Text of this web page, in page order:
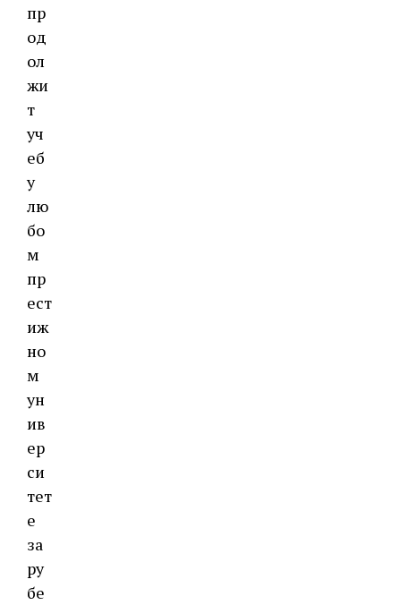
пр
од
ол
жи
т
уч
еб
у
лю
бо
м
пр
ест
иж
но
м
ун
ив
ер
си
тет
е
за
ру
бе